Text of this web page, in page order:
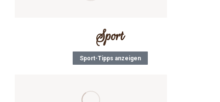
Sport
Sport-Tipps anzeigen